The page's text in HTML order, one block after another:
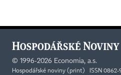
© 1996-2026 Economia, a.s.
Hospodářské noviny (print) ISSN 0862-